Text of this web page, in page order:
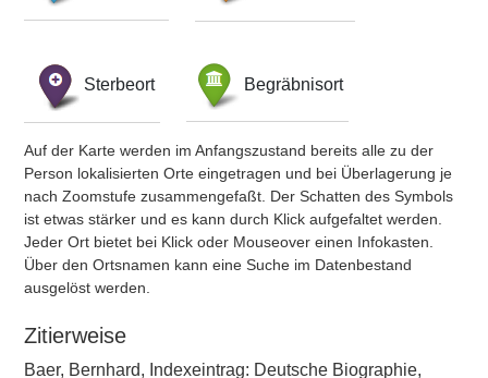
Sterbeort Begräbnisort
Auf der Karte werden im Anfangszustand bereits alle zu der
Person lokalisierten Orte eingetragen und bei Überlagerung je
nach Zoomstufe zusammengefaßt. Der Schatten des Symbols
ist etwas stärker und es kann durch Klick aufgefaltet werden.
Jeder Ort bietet bei Klick oder Mouseover einen Infokasten.
Über den Ortsnamen kann eine Suche im Datenbestand
ausgelöst werden.
Zitierweise
Baer, Bernhard, Indexeintrag: Deutsche Biographie,